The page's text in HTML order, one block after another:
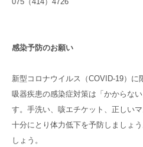
感染予防のお願い
新型コロナウイルス（COVID-19）
吸器疾患の感染症対策は「かからな
す。手洗い、咳エチケット、正しい
十分にとり体力低下を予防しましょ
しょう。